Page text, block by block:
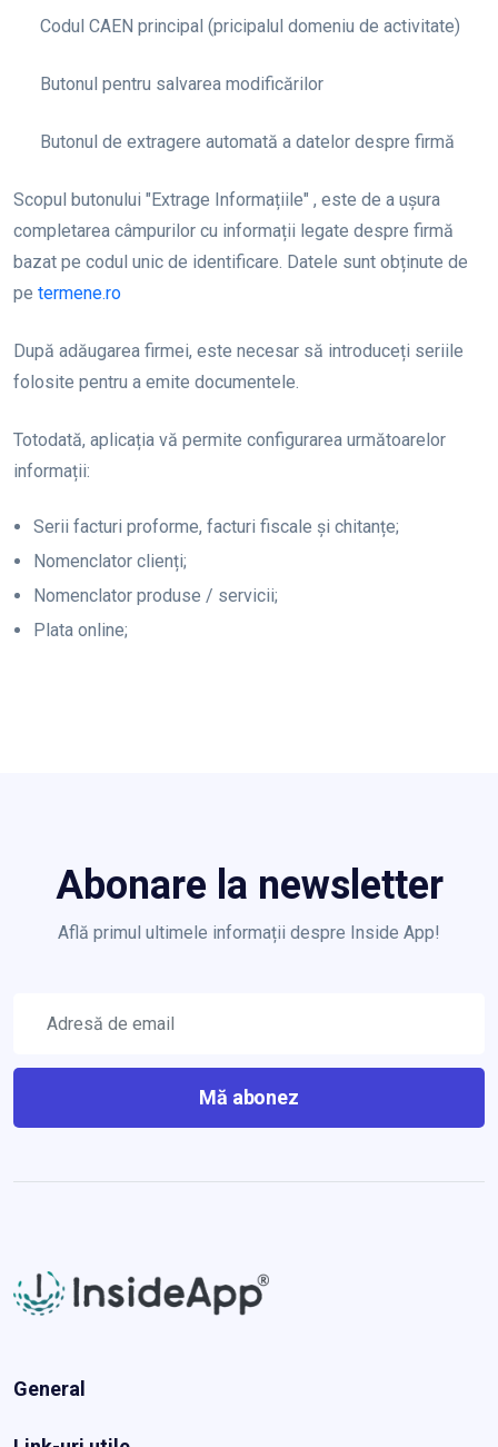
Codul CAEN principal (pricipalul domeniu de activitate)
Butonul pentru salvarea modificărilor
Butonul de extragere automată a datelor despre firmă
Scopul butonului "Extrage Informațiile" , este de a ușura
completarea câmpurilor cu informații legate despre firmă
bazat pe codul unic de identificare. Datele sunt obținute de
pe termene.ro
După adăugarea firmei, este necesar să introduceți seriile
folosite pentru a emite documentele.
Totodată, aplicația vă permite configurarea următoarelor
informații:
Serii facturi proforme, facturi fiscale și chitanțe;
Nomenclator clienți;
Nomenclator produse / servicii;
Plata online;
Abonare la newsletter
Află primul ultimele informații despre Inside App!
Mă abonez
General